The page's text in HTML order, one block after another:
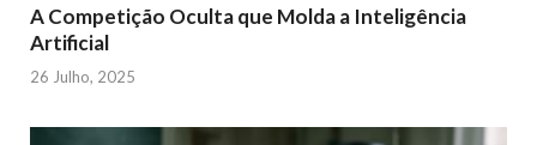
A Competição Oculta que Molda a Inteligência
Artificial
26 Julho, 2025